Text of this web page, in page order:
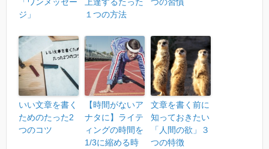
ジ」
１つの方法
いい文章を書く
ためのたった2
つのコツ
【時間がないア
ナタに】ライテ
ィングの時間を
1/3に縮める時
文章を書く前に
知っておきたい
「人間の欲」３
つの特徴